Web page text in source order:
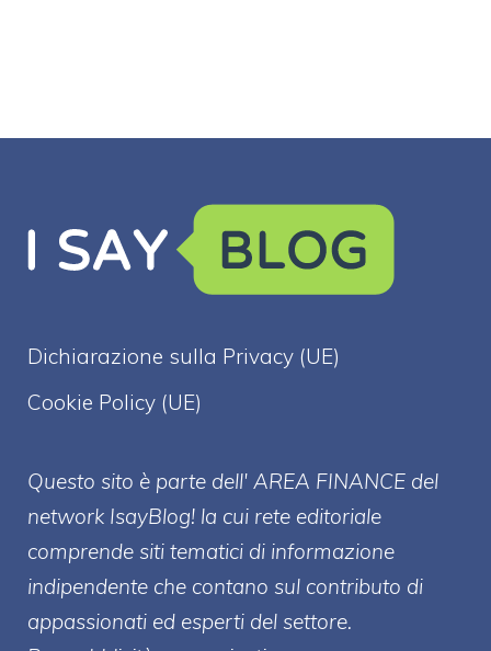
Dichiarazione sulla Privacy (UE)
Cookie Policy (UE)
Questo sito è parte dell' AREA FINANCE del
network IsayBlog! la cui rete editoriale
comprende siti tematici di informazione
indipendente che contano sul contributo di
appassionati ed esperti del settore.